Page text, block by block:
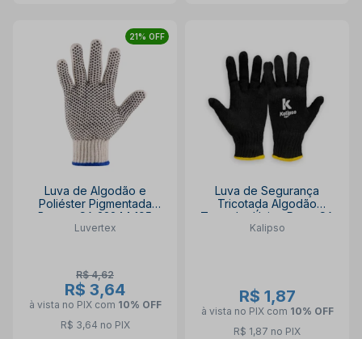
21% OFF
Luva de Algodão e
Poliéster Pigmentada
Branca CA 33244 195
LUVERTEX
Luvertex
R$ 4,62
R$ 3,64
à vista no PIX com 10% OFF
R$ 3,64 no PIX
Luva de Segurança
Tricotada Algodão
Tamanho Único Preta CA
34492 02.11.1.3 KALIPSO
Kalipso
R$ 1,87
à vista no PIX com 10% OFF
R$ 1,87 no PIX